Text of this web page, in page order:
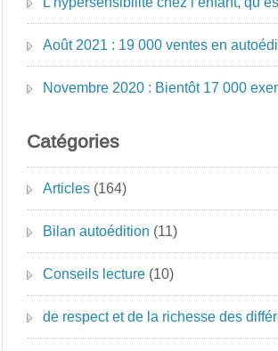
Août 2021 : 19 000 ventes en
Novembre 2020 : Bientôt 17 000
Catégories
Articles (164)
Bilan autoédition (11)
Conseils lecture (10)
de respect et de la richesse des